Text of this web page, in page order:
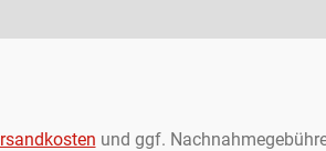
und ggf.